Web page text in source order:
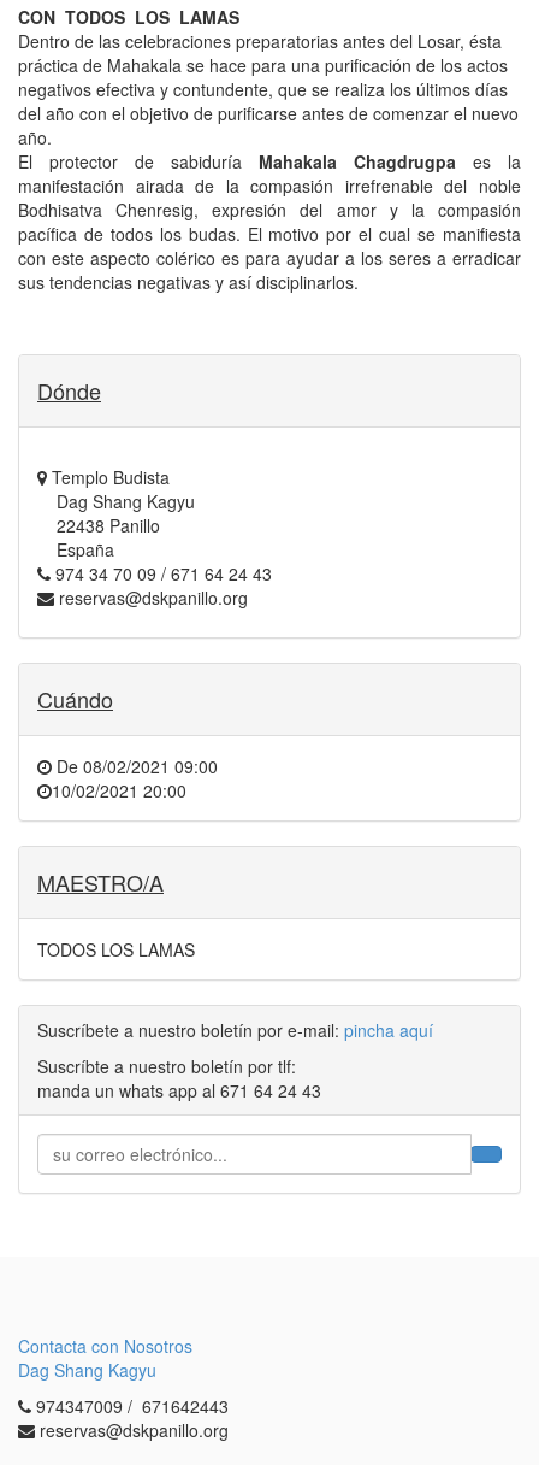
CON TODOS LOS LAMAS
Dentro de las celebraciones preparatorias antes del Losar, ésta
práctica de Mahakala se hace para una purificación de los actos
negativos efectiva y contundente, que se realiza los últimos días
del año con el objetivo de purificarse antes de comenzar el nuevo
año.
El protector de sabiduría Mahakala Chagdrugpa es la
manifestación airada de la compasión irrefrenable del noble
Bodhisatva Chenresig, expresión del amor y la compasión
pacífica de todos los budas. El motivo por el cual se manifiesta
con este aspecto colérico es para ayudar a los seres a erradicar
sus tendencias negativas y así disciplinarlos.
Dónde
Templo Budista
Dag Shang Kagyu
22438 Panillo
España
974 34 70 09 / 671 64 24 43
reservas@dskpanillo.org
Cuándo
De 08/02/2021 09:00
10/02/2021 20:00
MAESTRO/A
TODOS LOS LAMAS
Suscríbete a nuestro boletín por e-mail: pincha aquí
Suscríbte a nuestro boletín por tlf:
manda un whats app al 671 64 24 43
Contacta con Nosotros
Dag Shang Kagyu
974347009 / 671642443
reservas@dskpanillo.org